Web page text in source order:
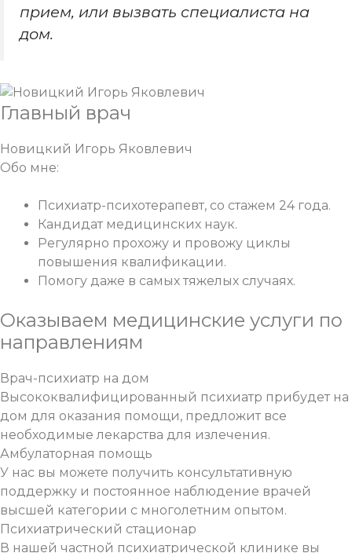
прием, или вызвать специалиста на
дом.
Главный врач
Новицкий Игорь Яковлевич
Обо мне:
Психиатр-психотерапевт, со стажем 24 года.
Кандидат медицинских наук.
Регулярно прохожу и провожу циклы
повышения квалификации.
Помогу даже в самых тяжелых случаях.
Оказываем медицинские услуги по
направлениям
Врач-психиатр на дом
Высококвалифицированный психиатр прибудет на
дом для оказания помощи, предложит все
необходимые лекарства для излечения.
Амбулаторная помощь
У нас вы можете получить консультативную
поддержку и постоянное наблюдение врачей
высшей категории с многолетним опытом.
Психиатрический стационар
В нашей частной психиатрической клинике вы